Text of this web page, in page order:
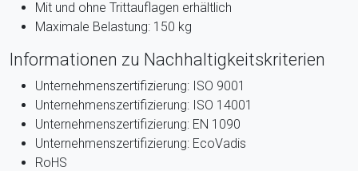
Mit und ohne Trittauflagen erhältlich
Maximale Belastung: 150 kg
Informationen zu Nachhaltigkeitskriterien
Unternehmenszertifizierung: ISO 9001
Unternehmenszertifizierung: ISO 14001
Unternehmenszertifizierung: EN 1090
Unternehmenszertifizierung: EcoVadis
RoHS